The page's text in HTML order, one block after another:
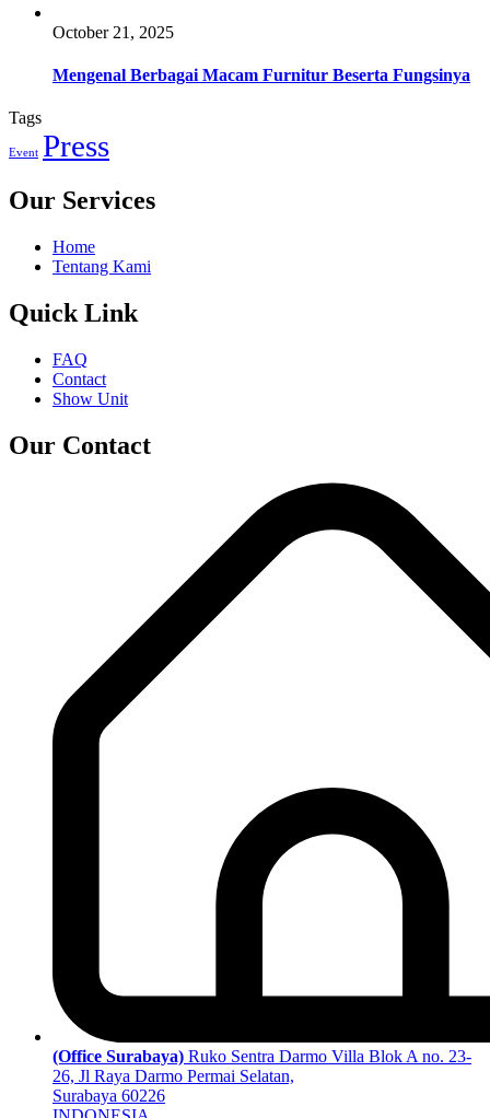
October 21, 2025
Mengenal Berbagai Macam Furnitur Beserta Fungsinya
Tags
Event Press
Our Services
Home
Tentang Kami
Quick Link
FAQ
Contact
Show Unit
Our Contact
(Office Surabaya) Ruko Sentra Darmo Villa Blok A no. 23-
26, Jl Raya Darmo Permai Selatan,
Surabaya 60226